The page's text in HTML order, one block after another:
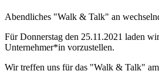
Abendliches "Walk & Talk" an
Für Donnerstag den 25.11.2021 laden
Unternehmer*in vorzustellen.
Wir treffen uns für das "Walk & Talk"